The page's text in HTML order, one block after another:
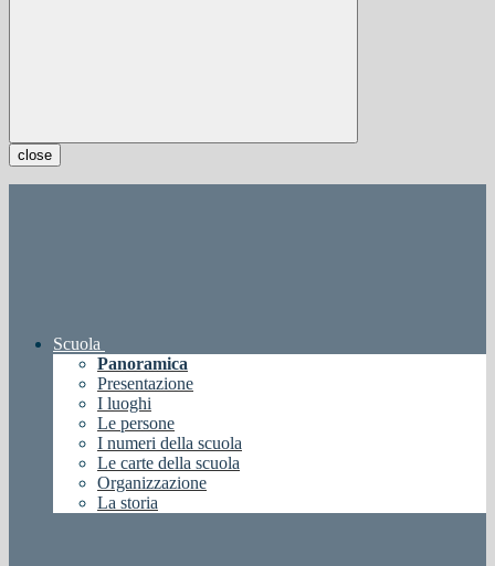
close
Scuola
Panoramica
Presentazione
I luoghi
Le persone
I numeri della scuola
Le carte della scuola
Organizzazione
La storia